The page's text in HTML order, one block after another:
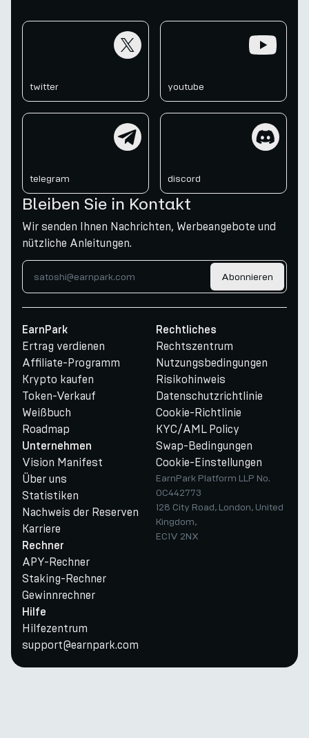
twitter youtube
telegram discord
Bleiben Sie in Kontakt
Wir senden Ihnen Nachrichten, Werbeangebote und
nützliche Anleitungen.
Abonnieren
EarnPark
Ertrag verdienen
Affiliate-Programm
Krypto kaufen
Token-Verkauf
Weißbuch
Roadmap
Unternehmen
Vision Manifest
Über uns
Statistiken
Nachweis der Reserven
Karriere
Rechner
APY-Rechner
Staking-Rechner
Gewinnrechner
Hilfe
Hilfezentrum
support@earnpark.com
Rechtliches
Rechtszentrum
Nutzungsbedingungen
Risikohinweis
Datenschutzrichtlinie
Cookie-Richtlinie
KYC/AML Policy
Swap-Bedingungen
Cookie-Einstellungen
EarnPark Platform LLP No.
OC442773
128 City Road, London, United
Kingdom,
EC1V 2NX